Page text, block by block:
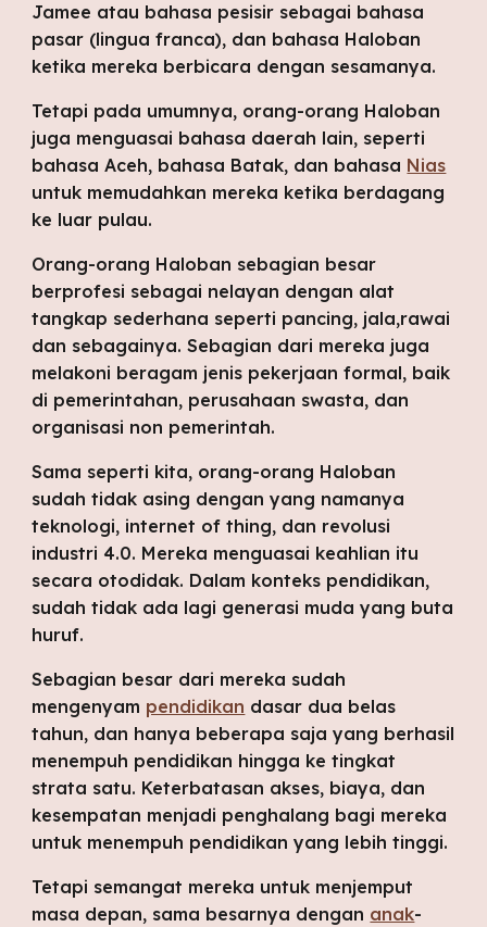
Jamee atau bahasa pesisir sebagai bahasa
pasar (lingua franca), dan bahasa Haloban
ketika mereka berbicara dengan sesamanya.
Tetapi pada umumnya, orang-orang Haloban
juga menguasai bahasa daerah lain, seperti
bahasa Aceh, bahasa Batak, dan bahasa Nias
untuk memudahkan mereka ketika berdagang
ke luar pulau.
Orang-orang Haloban sebagian besar
berprofesi sebagai nelayan dengan alat
tangkap sederhana seperti pancing, jala,rawai
dan sebagainya. Sebagian dari mereka juga
melakoni beragam jenis pekerjaan formal, baik
di pemerintahan, perusahaan swasta, dan
organisasi non pemerintah.
Sama seperti kita, orang-orang Haloban
sudah tidak asing dengan yang namanya
teknologi, internet of thing, dan revolusi
industri 4.0. Mereka menguasai keahlian itu
secara otodidak. Dalam konteks pendidikan,
sudah tidak ada lagi generasi muda yang buta
huruf.
Sebagian besar dari mereka sudah
mengenyam pendidikan dasar dua belas
tahun, dan hanya beberapa saja yang berhasil
menempuh pendidikan hingga ke tingkat
strata satu. Keterbatasan akses, biaya, dan
kesempatan menjadi penghalang bagi mereka
untuk menempuh pendidikan yang lebih tinggi.
Tetapi semangat mereka untuk menjemput
masa depan, sama besarnya dengan anak-